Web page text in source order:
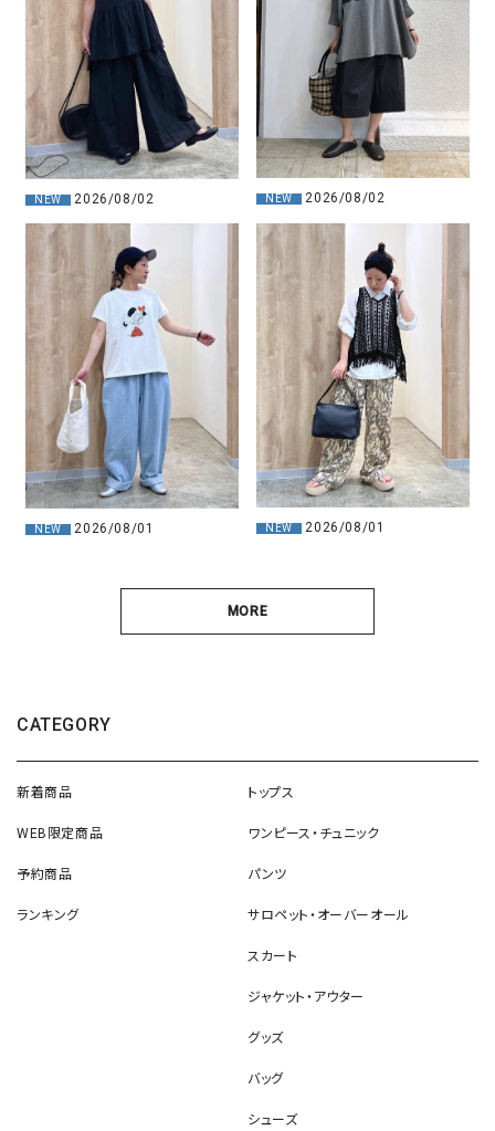
NEW 2026/08/02 NEW 2026/08/02
NEW 2026/08/01 NEW 2026/08/01
MORE
CATEGORY
新着商品
WEB限定商品
予約商品
ランキング
トップス
ワンピース・チュニック
パンツ
サロペット・オーバーオール
スカート
ジャケット・アウター
グッズ
バッグ
シューズ